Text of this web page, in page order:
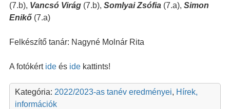
(7.b), Vancsó Virág(7.b), Somlyai Zsófia(7.a), Simon
Enikő(7.a)
Felkészítő tanár: Nagyné Molnár Rita
A fotókért ideés idekattints!
Kategória: 2022/2023-as tanév eredményei, Hírek,
információk